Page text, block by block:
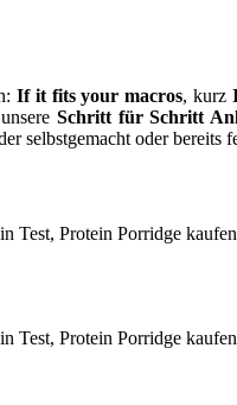
If it fits your macros, kurz
Schritt für Schritt
selbstgemacht oder bereits